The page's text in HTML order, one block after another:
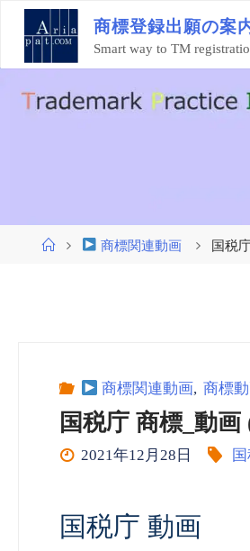
ン
商標登録出願の案
Smart way to TM
ホ
商標関連動画 国税
商標関連動画, 商標
国税庁 商標_動
2021年12月28日
国税庁 動画